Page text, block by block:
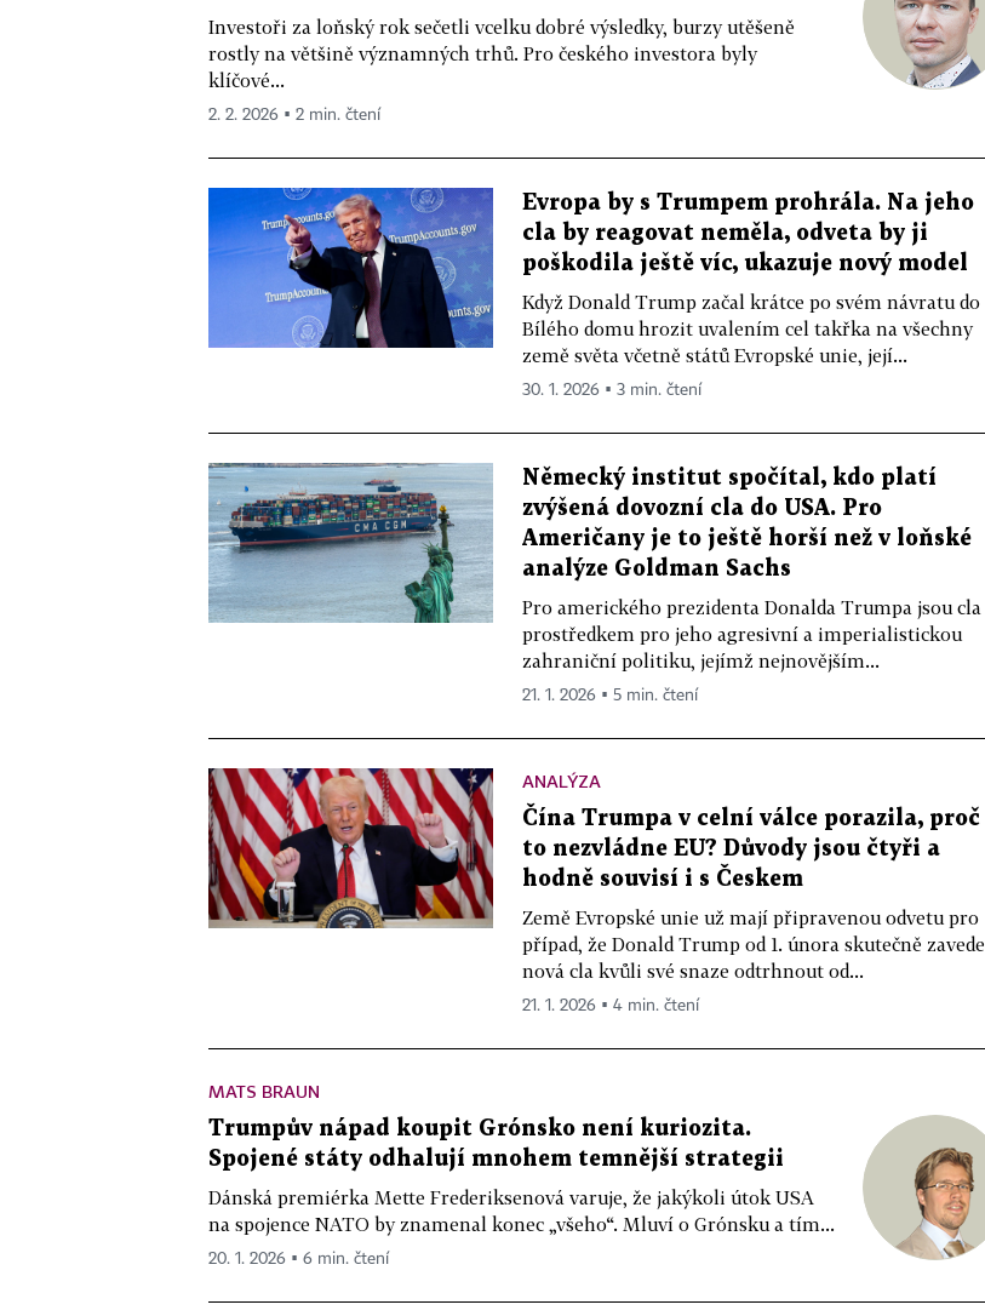
Investoři za loňský rok sečetli vcelku dobré výsledky, burzy utěšeně
rostly na většině významných trhů. Pro českého investora byly
klíčové...
2. 2. 2026 ▪ 2 min. čtení
Evropa by s Trumpem prohrála. Na jeho
cla by reagovat neměla, odveta by ji
poškodila ještě víc, ukazuje nový model
Když Donald Trump začal krátce po svém návratu do
Bílého domu hrozit uvalením cel takřka na všechny
země světa včetně států Evropské unie, její...
30. 1. 2026 ▪ 3 min. čtení
Německý institut spočítal, kdo platí
zvýšená dovozní cla do USA. Pro
Američany je to ještě horší než v loňské
analýze Goldman Sachs
Pro amerického prezidenta Donalda Trumpa jsou cla
prostředkem pro jeho agresivní a imperialistickou
zahraniční politiku, jejímž nejnovějším...
21. 1. 2026 ▪ 5 min. čtení
ANALÝZA
Čína Trumpa v celní válce porazila, proč
to nezvládne EU? Důvody jsou čtyři a
hodně souvisí i s Českem
Země Evropské unie už mají připravenou odvetu pro
případ, že Donald Trump od 1. února skutečně zavede
nová cla kvůli své snaze odtrhnout od...
21. 1. 2026 ▪ 4 min. čtení
MATS BRAUN
Trumpův nápad koupit Grónsko není kuriozita.
Spojené státy odhalují mnohem temnější strategii
Dánská premiérka Mette Frederiksenová varuje, že jakýkoli útok USA
na spojence NATO by znamenal konec „všeho“. Mluví o Grónsku a tím...
20. 1. 2026 ▪ 6 min. čtení